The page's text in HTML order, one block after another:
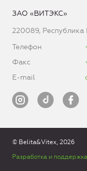
ЗАО «ВИТЭКС»
220089, Республика
Телефон
Факс
E-mail
© Belita&Vitex, 2026
Разработка и